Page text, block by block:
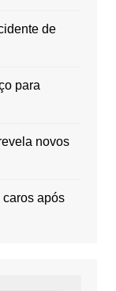
de
para
novos
caros após